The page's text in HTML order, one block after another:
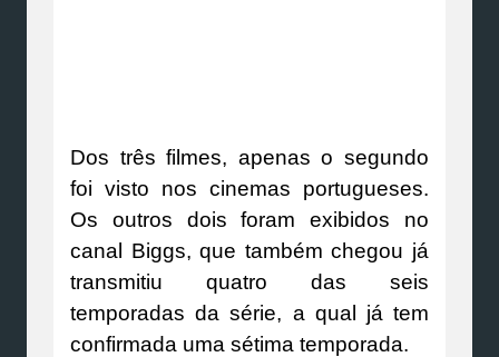
Dos três filmes, apenas o segundo
foi visto nos cinemas portugueses.
Os outros dois foram exibidos no
canal Biggs, que também chegou já
transmitiu quatro das seis
temporadas da série, a qual já tem
confirmada uma sétima temporada.